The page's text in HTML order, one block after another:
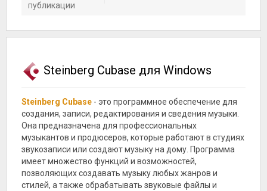
публикации
Steinberg Cubase для Windows
Steinberg Cubase - это программное обеспечение для
создания, записи, редактирования и сведения музыки.
Она предназначена для профессиональных
музыкантов и продюсеров, которые работают в студиях
звукозаписи или создают музыку на дому. Программа
имеет множество функций и возможностей,
позволяющих создавать музыку любых жанров и
стилей, а также обрабатывать звуковые файлы и